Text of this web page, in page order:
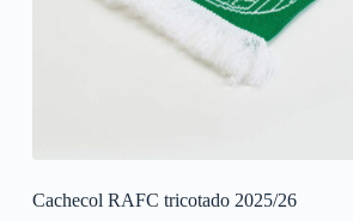
Cachecol RAFC tricotado 2025/26